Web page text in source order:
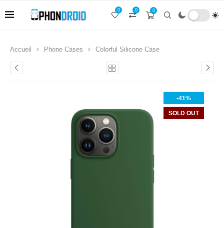
0
0
0
Accueil Phone Cases Colorful Silicone Case
-41%
SOLD OUT